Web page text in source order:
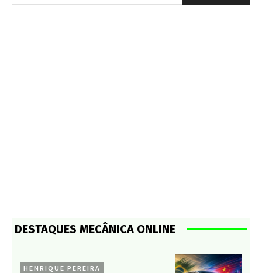
DESTAQUES MECÂNICA ONLINE
HENRIQUE PEREIRA